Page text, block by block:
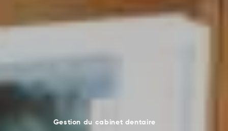
Gestion du cabinet dentaire